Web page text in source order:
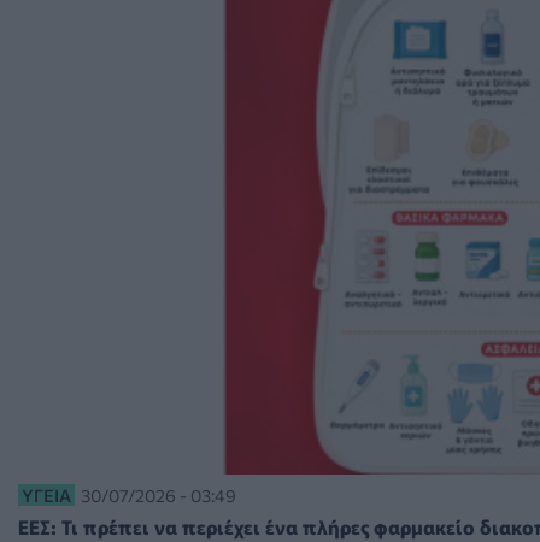
ΥΓΕΊΑ 30/07/2026 - 03:49
ΕΕΣ: Τι πρέπει να περιέχει ένα πλήρες φαρμακείο